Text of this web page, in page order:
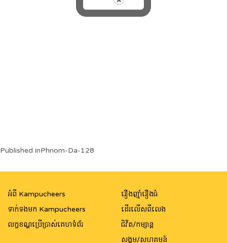
Post
navigation
Published inPhnom-Da-128
អំពី Kampucheers
ទាក់ទងមក Kampucheers
លក្ខខណ្ឌប្រើប្រាស់គេហទំព័រ
រឿងញ៉ាំរឿងធំ
ដើរលើសពីលេង
ជិវិត/កម្សាន្ត
សង្គម/សហគមន៍